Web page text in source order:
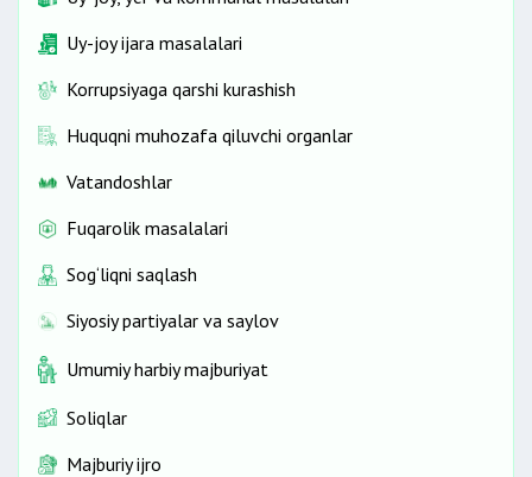
Uy-joy ijara masalalari
Korrupsiyaga qarshi kurashish
Huquqni muhozafa qiluvchi organlar
Vatandoshlar
Fuqarolik masalalari
Sog‘liqni saqlash
Siyosiy partiyalar va saylov
Umumiy harbiy majburiyat
Soliqlar
Majburiy ijro